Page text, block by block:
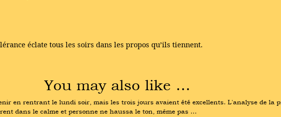
éclate tous les soirs dans les propos qu’ils tiennent.
You may also like …
en rentrant le lundi soir, mais les trois jours avaient été excellents. L'analyse de la
dans le calme et personne ne haussa le ton, même pas …